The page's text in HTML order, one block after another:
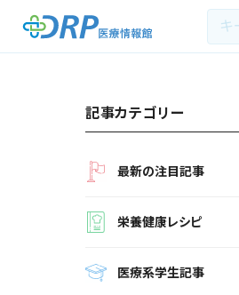
記事カテゴリー
最新の注目記事
栄養健康レシピ
医療系学生記事